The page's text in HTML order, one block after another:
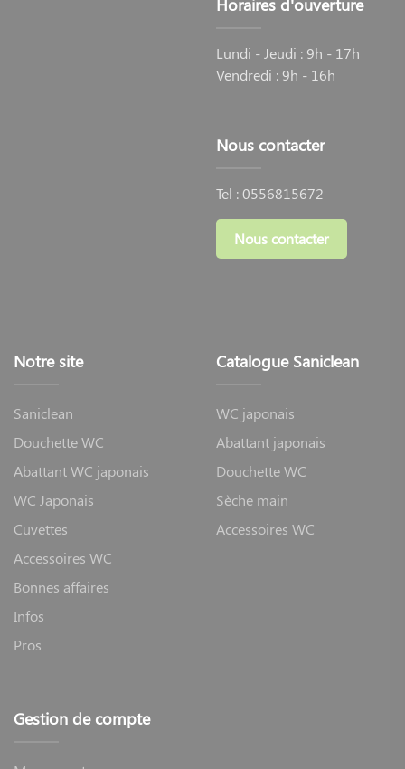
L'adaptabilité remarquable des modèles Saniclean permet
allongée ou carrée pour répondre à toutes les
fonctionne sans électricité grâce à la pression de l'eau,
tandis que l'abattant SEDUCTION offre des fonctionnalités
premium comme le siège chauffant et le séchage à air
Lundi - Jeudi : 9h - 17h
Vendredi : 9h - 16h
Nous contacter
Tel :0556815672
Nous contacter
Notre site
Saniclean
Douchette WC
Abattant WC japonais
WC Japonais
Cuvettes
Accessoires WC
Bonnes affaires
Infos
Pros
Catalogue Saniclean
WC japonais
Abattant japonais
Douchette WC
Sèche main
Accessoires WC
Gestion de compte